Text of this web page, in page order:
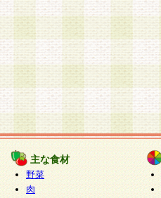
主な食材
野菜
肉